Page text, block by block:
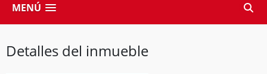
MENÚ
Detalles del inmueble